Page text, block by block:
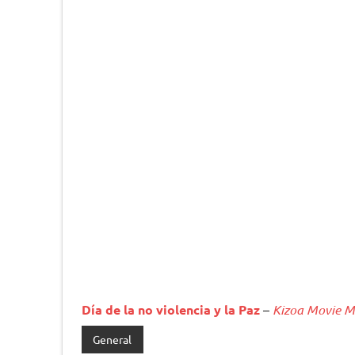
Día de la no violencia y la Paz– Kizoa Movie
General